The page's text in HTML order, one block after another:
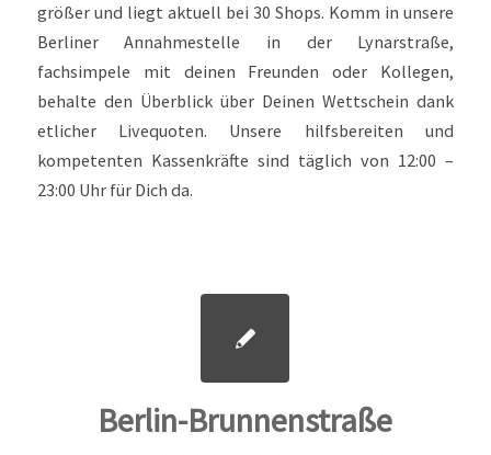
größer und liegt aktuell bei 30 Shops. Komm in unsere
Berliner Annahmestelle in der Lynarstraße,
fachsimpele mit deinen Freunden oder Kollegen,
behalte den Überblick über Deinen Wettschein dank
etlicher Livequoten. Unsere hilfsbereiten und
kompetenten Kassenkräfte sind täglich von 12:00 –
23:00 Uhr für Dich da.
Berlin-Brunnenstraße